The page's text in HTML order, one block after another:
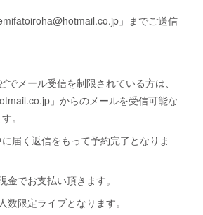
」までご送信
でメール受信を制限されている方は、
」からのメールを受信可能な
。
届く返信をもって予約完了となりま
金でお支払い頂きます。
数限定ライブとなります。